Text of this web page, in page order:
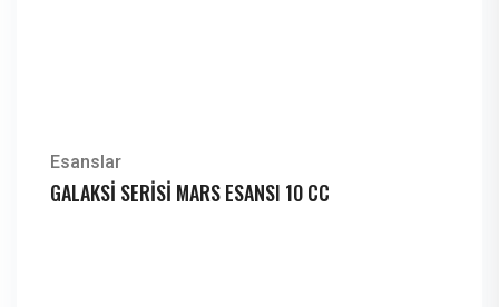
Esanslar
GALAKSİ SERİSİ MARS ESANSI 10 CC